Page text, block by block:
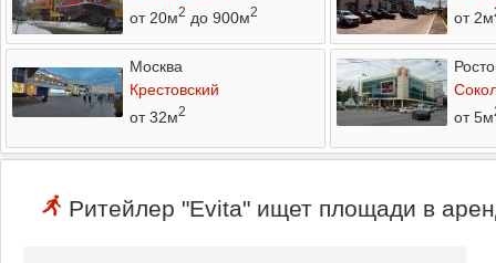
от 20м2 до 900м2
от 2м
Москва
Крестовский
от 32м2
от 5м
Ритейлер "Evita" ищет площади в